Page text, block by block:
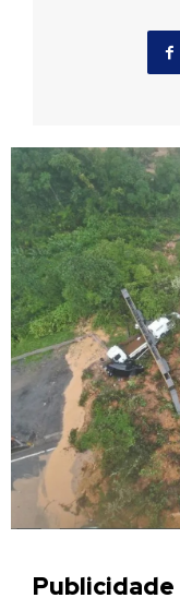
Publicidade